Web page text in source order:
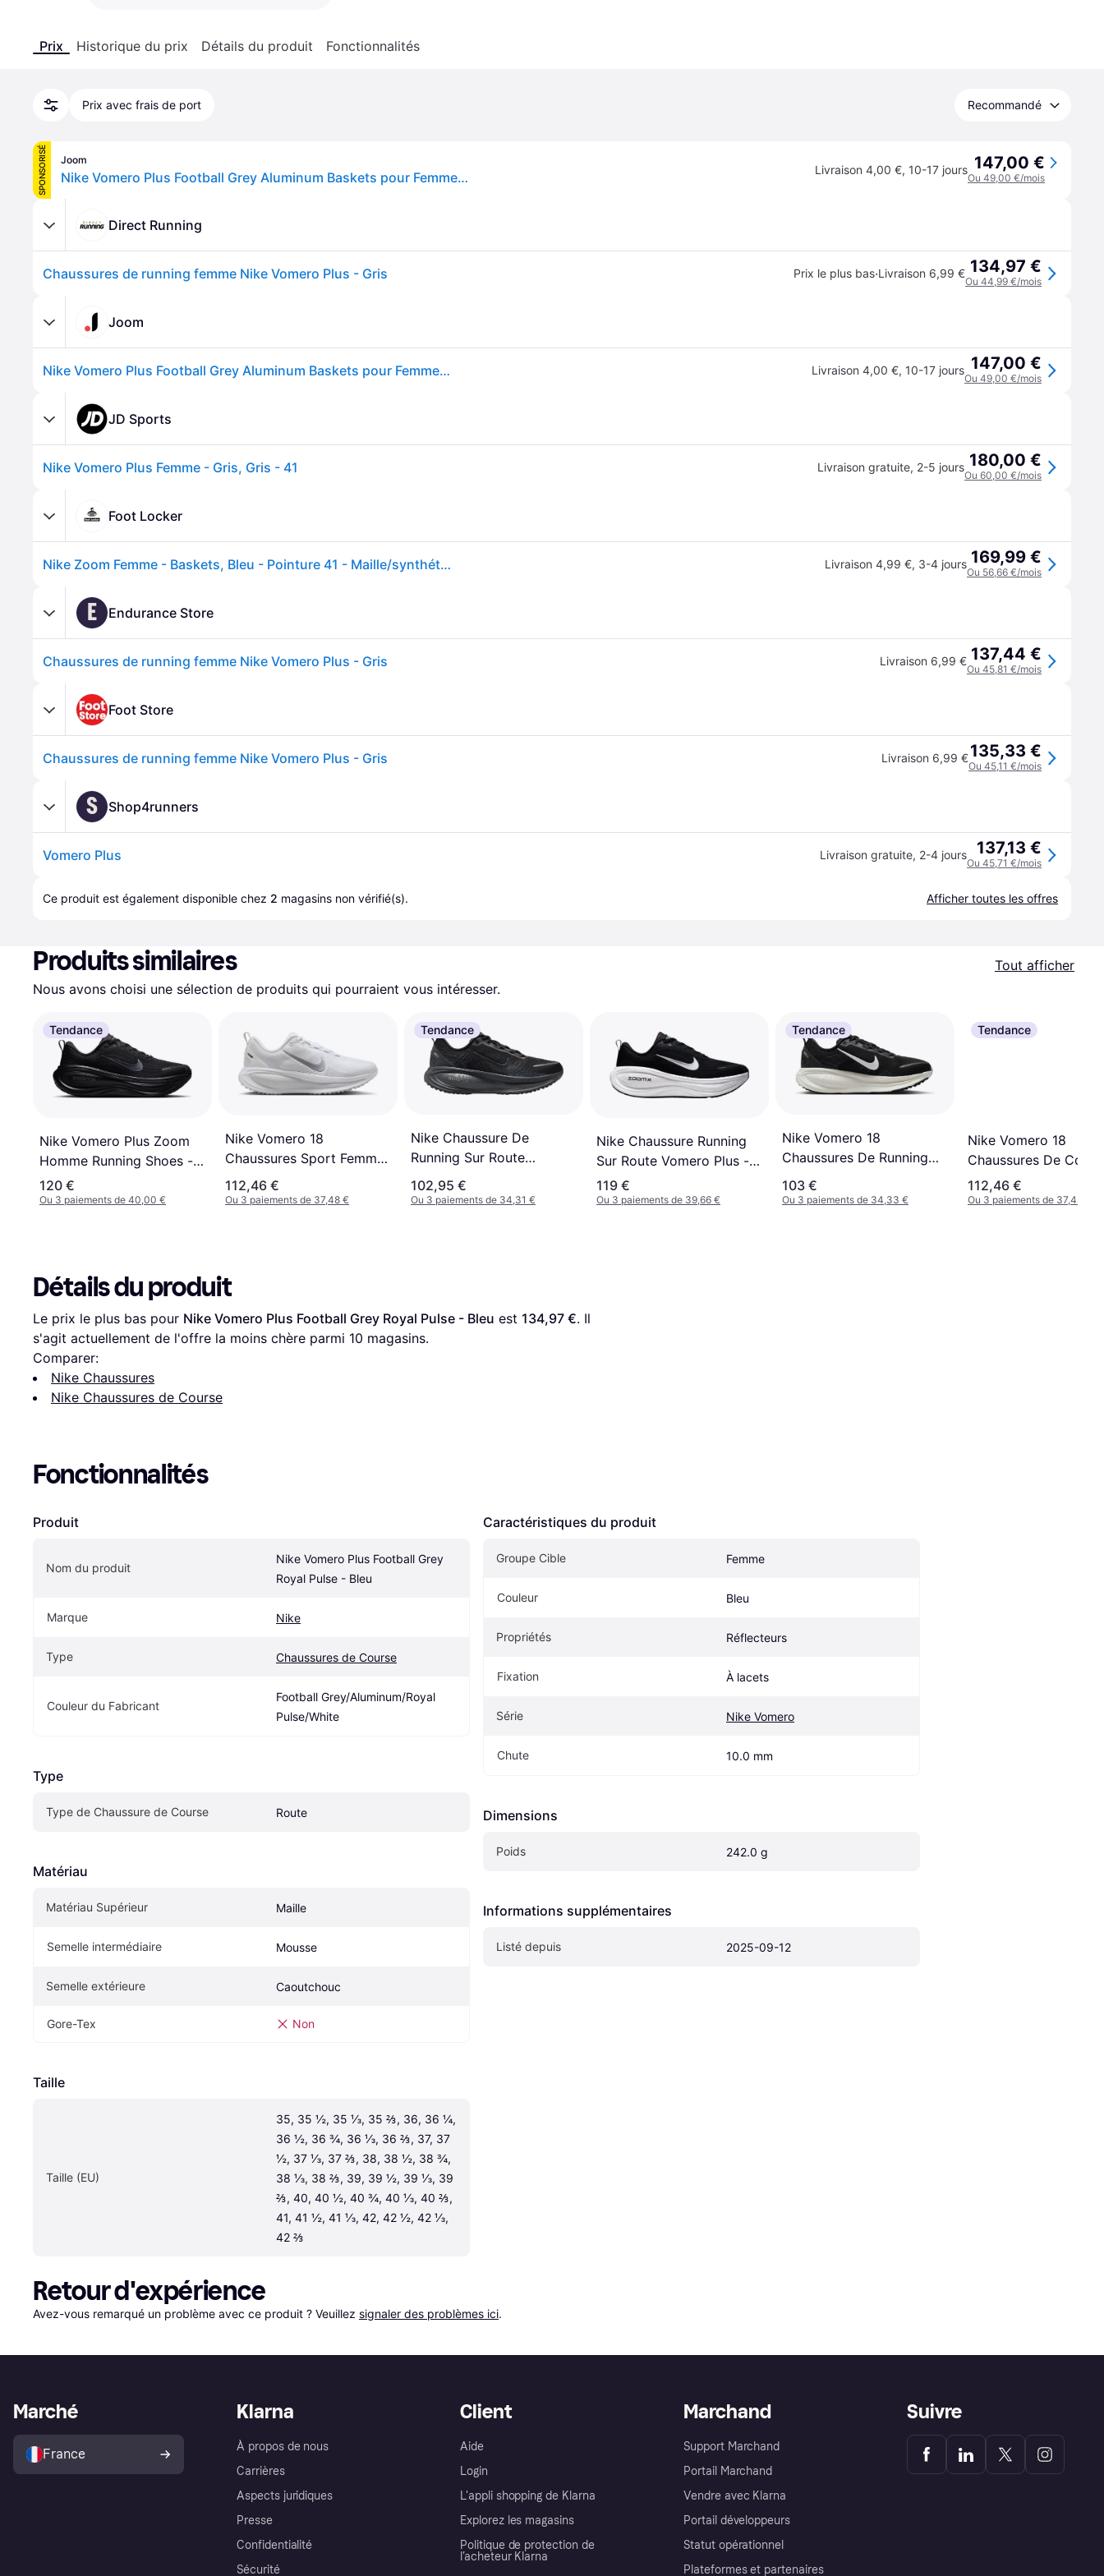
Prix Historique du prix Détails du produit Fonctionnalités
Prix avec frais de port Recommandé
SPONSORISÉ Joom
Nike Vomero Plus Football Grey Aluminum Baskets pour Femmes Bleu Royal-Pulse Blanc HV8154-003 36 Livraison 4,00 €, 10-17 jours 147,00 €
Ou 49,00 €/mois
Direct Running
Chaussures de running femme Nike Vomero Plus - Gris Prix le plus bas·Livraison 6,99 € 134,97 €
Ou 44,99 €/mois
Joom
Nike Vomero Plus Football Grey Aluminum Baskets pour Femmes Bleu Royal-Pulse Blanc HV8154-003 36 Livraison 4,00 €, 10-17 jours 147,00 €
Ou 49,00 €/mois
JD Sports
Nike Vomero Plus Femme - Gris, Gris - 41 Livraison gratuite, 2-5 jours 180,00 €
Ou 60,00 €/mois
Foot Locker
Nike Zoom Femme - Baskets, Bleu - Pointure 41 - Maille/synthétique - Blue Livraison 4,99 €, 3-4 jours 169,99 €
Ou 56,66 €/mois
E Endurance Store
Chaussures de running femme Nike Vomero Plus - Gris Livraison 6,99 € 137,44 €
Ou 45,81 €/mois
Foot Store
Chaussures de running femme Nike Vomero Plus - Gris Livraison 6,99 €135,33 €
Ou 45,11 €/mois
S Shop4runners
Vomero Plus Livraison gratuite, 2-4 jours 137,13 €
Ou 45,71 €/mois
Ce produit est également disponible chez 2 magasins non vérifié(s). Afficher toutes les offres
Produits similaires
Tout afficher
Nous avons choisi une sélection de produits qui pourraient vous intéresser.
Tendance
Nike Vomero Plus Zoom
Homme Running Shoes -
Noir
120 €
Ou 3 paiements de 40,00 €
Nike Vomero 18
Chaussures Sport Femme
- Blanc
112,46 €
Ou 3 paiements de 37,48 €
Tendance
Nike Chaussure De
Running Sur Route
Vomero 18 - Noir
102,95 €
Ou 3 paiements de 34,31 €
Nike Chaussure Running
Sur Route Vomero Plus -
Black White
119 €
Ou 3 paiements de 39,66 €
Tendance
Nike Vomero 18
Chaussures De Running
Femme
103 €
Ou 3 paiements de 34,33 €
Tendance
Nike Vomero 18
Chaussures De
Homme Sneakers -
112,46 €
Ou 3 paiements de 37,48 €
Détails du produit
Le prix le plus bas pour Nike Vomero Plus Football Grey Royal Pulse - Bleu est 134,97 €. Il
s'agit actuellement de l'offre la moins chère parmi 10 magasins.
Comparer:
Nike Chaussures
Nike Chaussures de Course
Fonctionnalités
Produit
Nom du produit
Nike Vomero Plus Football Grey
Royal Pulse - Bleu
Marque Nike
Type Chaussures de Course
Couleur du Fabricant
Football Grey/Aluminum/Royal
Pulse/White
Type
Type de Chaussure de Course Route
Matériau
Matériau Supérieur Maille
Semelle intermédiaire Mousse
Semelle extérieure Caoutchouc
Gore-Tex Non
Taille
Taille (EU)
35, 35 ½, 35 ⅓, 35 ⅔, 36, 36 ¼,
36 ½, 36 ¾, 36 ⅓, 36 ⅔, 37, 37
½, 37 ⅓, 37 ⅔, 38, 38 ½, 38 ¾,
38 ⅓, 38 ⅔, 39, 39 ½, 39 ⅓, 39
⅔, 40, 40 ½, 40 ¾, 40 ⅓, 40 ⅔,
41, 41 ½, 41 ⅓, 42, 42 ½, 42 ⅓,
42 ⅔
Caractéristiques du produit
Groupe Cible Femme
Couleur Bleu
Propriétés Réflecteurs
Fixation À lacets
Série Nike Vomero
Chute 10.0 mm
Dimensions
Poids 242.0 g
Informations supplémentaires
Listé depuis 2025-09-12
Retour d'expérience
Avez-vous remarqué un problème avec ce produit ? Veuillez signaler des problèmes ici.
Klarna
À propos de nous
Carrières
Aspects juridiques
Presse
Confidentialité
Sécurité
Client
Aide
Login
L'appli shopping de Klarna
Explorez les magasins
Politique de protection de
l’acheteur Klarna
Marchand
Support Marchand
Portail Marchand
Vendre avec Klarna
Portail développeurs
Statut opérationnel
Plateformes et partenaires
Marché
France
Suivre